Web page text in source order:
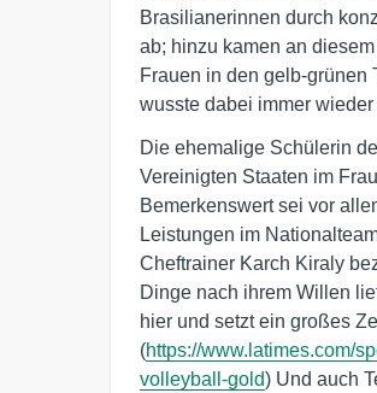
Brasilianerinnen durch
ab; hinzu kamen an
Frauen in den gelb-grünen
wusste dabei immer
Die ehemalige Schülerin
Vereinigten Staaten im
Bemerkenswert sei vor
Leistungen im
Cheftrainer Karch Kiraly
Dinge nach ihrem Willen
hier und setzt ein großes
(https://www.latimes.com/
volleyball-gold) Und auch